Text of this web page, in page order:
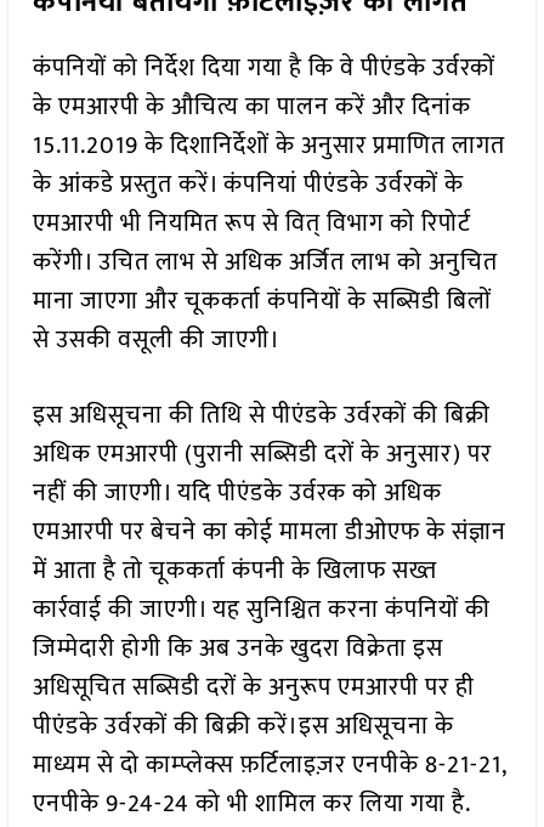
कंपनियों को निर्देश दिया गया है कि वे पीएंडके उर्वरकों
के एमआरपी के औचित्य का पालन करें और दिनांक
15.11.2019 के दिशानिर्देशों के अनुसार प्रमाणित लागत
के आंकडे प्रस्तुत करें। कंपनियां पीएंडके उर्वरकों के
एमआरपी भी नियमित रूप से वित् विभाग को रिपोर्ट
करेंगी। उचित लाभ से अधिक अर्जित लाभ को अनुचित
माना जाएगा और चूककर्ता कंपनियों के सब्सिडी बिलों
से उसकी वसूली की जाएगी।
इस अधिसूचना की तिथि से पीएंडके उर्वरकों की बिक्री
अधिक एमआरपी (पुरानी सब्सिडी दरों के अनुसार) पर
नहीं की जाएगी। यदि पीएंडके उर्वरक को अधिक
एमआरपी पर बेचने का कोई मामला डीओएफ के संज्ञान
में आता है तो चूककर्ता कंपनी के खिलाफ सख्त
कार्रवाई की जाएगी। यह सुनिश्चित करना कंपनियों की
जिम्मेदारी होगी कि अब उनके खुदरा विक्रेता इस
अधिसूचित सब्सिडी दरों के अनुरूप एमआरपी पर ही
पीएंडके उर्वरकों की बिक्री करें।इस अधिसूचना के
माध्यम से दो काम्प्लेक्स फ़र्टिलाइज़र एनपीके 8-21-21,
एनपीके 9-24-24 को भी शामिल कर लिया गया है.